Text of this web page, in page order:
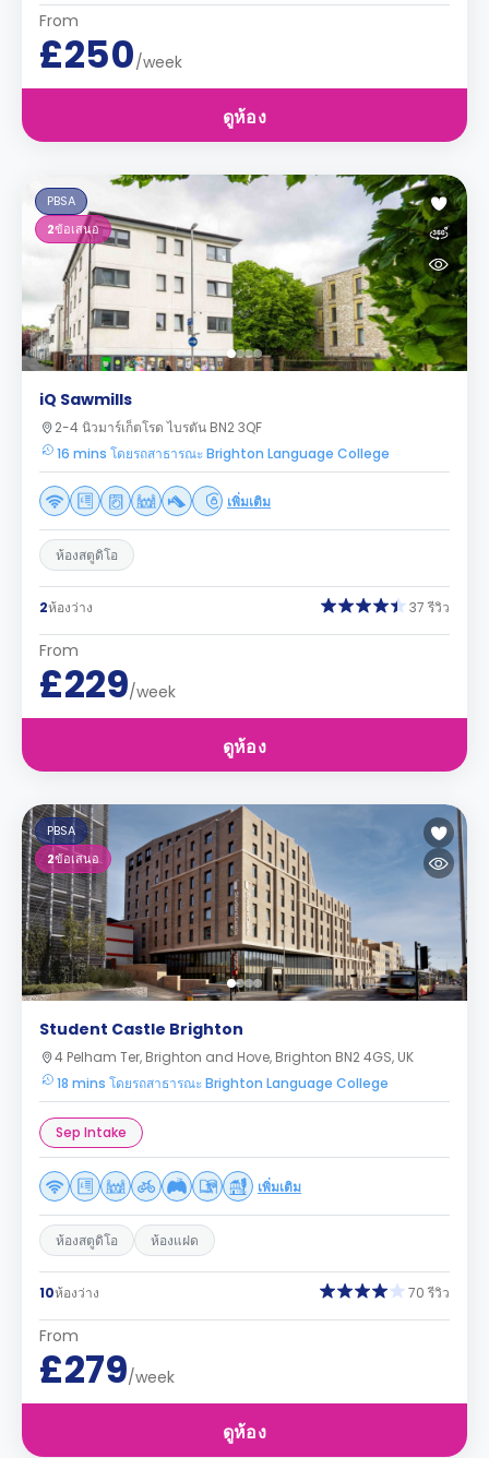
From
£250/week
ดูห้อง
PBSA
2ข้อเสนอ
iQ Sawmills
2-4 นิวมาร์เก็ตโรด ไบรตัน BN2 3QF
16 mins โดยรถสาธารณะ Brighton Language College
เพิ่มเติม
ห้องสตูดิโอ
2ห้องว่าง 37 รีวิว
From
£229/week
ดูห้อง
PBSA
2ข้อเสนอ
Student Castle Brighton
4 Pelham Ter, Brighton and Hove, Brighton BN2 4GS, UK
18 mins โดยรถสาธารณะ Brighton Language College
Sep Intake
เพิ่มเติม
ห้องสตูดิโอ ห้องแฝด
10ห้องว่าง 70 รีวิว
From
£279/week
ดูห้อง